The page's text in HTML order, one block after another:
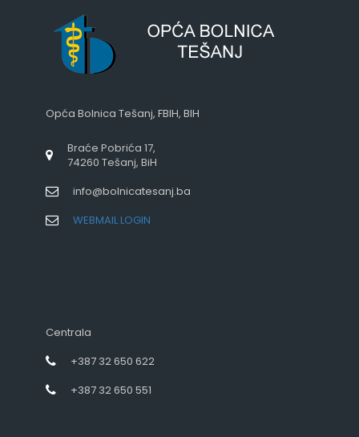
Opća Bolnica Tešanj, FBIH, BIH
Braće Pobrića 17,
74260 Tešanj, BiH
info@bolnicatesanj.ba
WEBMAIL LOGIN
Centrala
+387 32 650 622
+387 32 650 551